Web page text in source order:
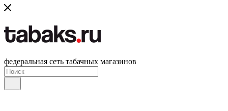
федеральная сеть табачных магазинов